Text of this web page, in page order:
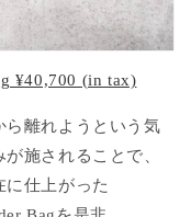
¥40,700 (in tax)
ら離れようという気
施されることで、
に仕上がった